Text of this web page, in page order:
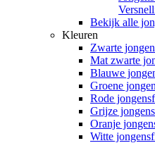
Bekijk alle
Kleuren
Zwarte
Mat zwarte
Blauwe
Groene
Rode
Grijze
Oranje
Witte